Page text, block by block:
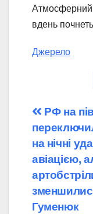
Атмосферний
вдень
Джерело
РФ на
на нічні
авіацією,
Гуменюк